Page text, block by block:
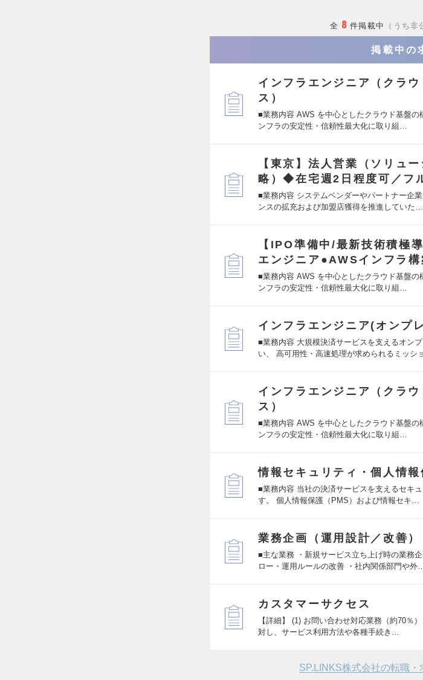
全 8 件掲載中 うち非
掲載中の
インフラエンジニア（クラ
ス）
■業務内容 AWS を中心としたクラウド基盤
ンフラの安定性・信頼性最大化に取り組…
【東京】法人営業（ソリュ
略）◆在宅週2日程度可／フ
■業務内容 システムベンダーやパートナー企
ンスの拡充および加盟店獲得を推進していた…
【IPO準備中/最新技術積極
エンジニア●AWSインフラ構
■業務内容 AWS を中心としたクラウド基盤
ンフラの安定性・信頼性最大化に取り組…
インフラエンジニア(オンプ
■業務内容 大規模決済サービスを支えるオン
い、 高可用性・高速処理が求められるミッシ
インフラエンジニア（クラ
ス）
■業務内容 AWS を中心としたクラウド基盤
ンフラの安定性・信頼性最大化に取り組…
情報セキュリティ・個人情報
■業務内容 当社の決済サービスを支えるセキ
す。 個人情報保護（PMS）および情報セキ…
業務企画（運用設計／改善）
■主な業務 ・新規サービス立ち上げ時の業務
ロー・運用ルールの改善 ・社内関係部門や外
カスタマーサクセス
【詳細】 (1) お問い合わせ対応業務（約70％
対し、サービス利用方法や各種手続き…
SP.LINKS株式会社の転職・